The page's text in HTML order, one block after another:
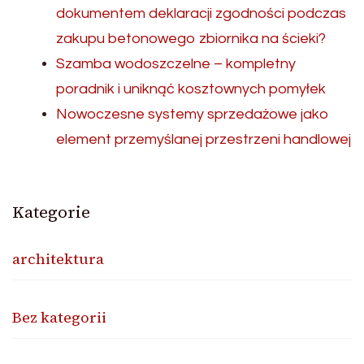
dokumentem deklaracji zgodności podczas
zakupu betonowego zbiornika na ścieki?
Szamba wodoszczelne – kompletny
poradnik i uniknąć kosztownych pomyłek
Nowoczesne systemy sprzedażowe jako
element przemyślanej przestrzeni handlowej
Kategorie
architektura
Bez kategorii